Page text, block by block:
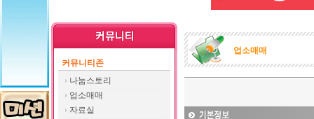
커뮤니티존
나눔스토리
업소매매
자료실
업소매매